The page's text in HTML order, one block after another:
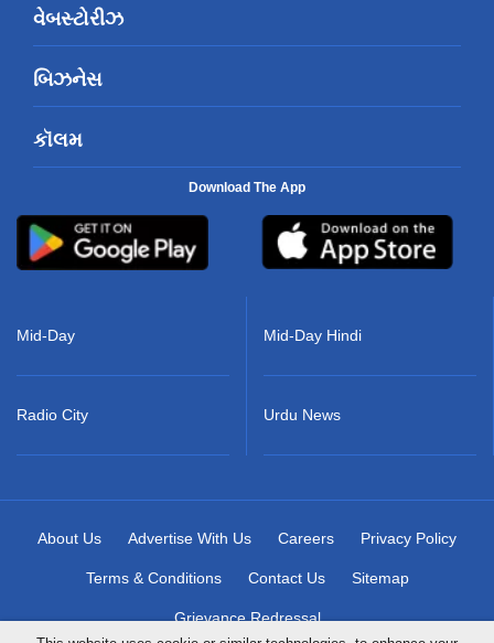
વેબસ્ટોરીઝ
બિઝનેસ
કૉલમ
Download The App
Mid-Day
Radio City
Mid-Day Hindi
Urdu News
About Us Advertise With Us Careers Privacy Policy
Terms & Conditions Contact Us Sitemap
Grievance Redressal